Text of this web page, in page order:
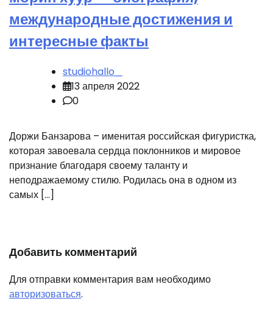
международные достижения и
интересные факты
studiohallo_
13 апреля 2022
0
Доржи Банзарова – именитая российская фигуристка,
которая завоевала сердца поклонников и мировое
признание благодаря своему таланту и
неподражаемому стилю. Родилась она в одном из
самых […]
Добавить комментарий
Для отправки комментария вам необходимо
авторизоваться.